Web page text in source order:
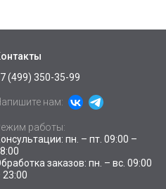
(499) 350-35-99
нам:
работы:
пн. – пт. 09:00 –
заказов: пн. – вс. 09:00
23:00